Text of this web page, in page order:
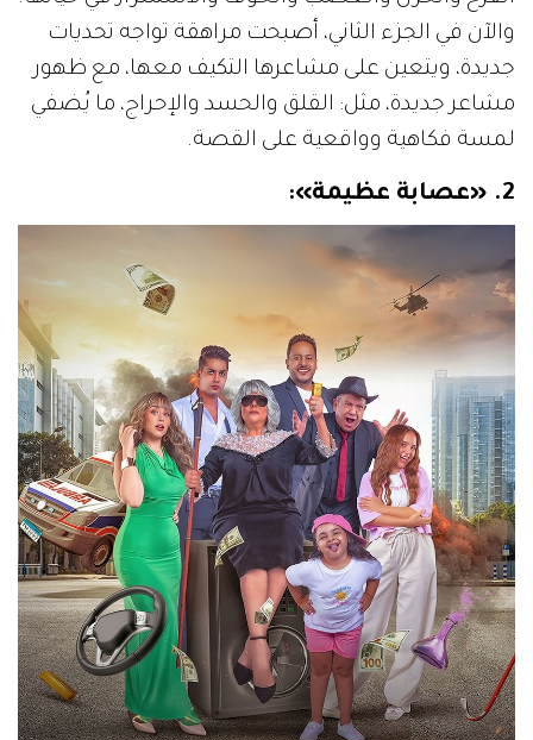
والآن في الجزء الثاني، أصبحت مراهقة تواجه تحديات
جديدة، ويتعين على مشاعرها التكيف معها، مع ظهور
مشاعر جديدة، مثل: القلق والحسد والإحراج، ما يُضفي
لمسة فكاهية وواقعية على القصة.
2. «عصابة عظيمة»: